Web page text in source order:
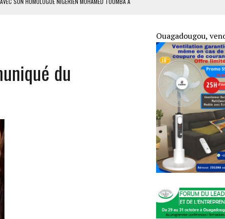
REPRÉSENTANT RÉSIDENT PAR INTÉRIM SALUE UN
DE MONTRÉAL DE 2014
SEULEMENT 12 HEURES
VDP
du
Ouagadougou,